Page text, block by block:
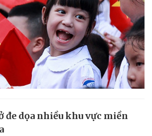
đe dọa nhiều khu vực miền